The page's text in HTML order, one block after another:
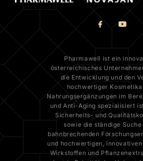
Pharmawell ist ein
österreichisches
die Entwicklung und den
hochwertiger
Nahrungsergänzungen im
und Anti-Aging spezialisiert
Sicherheits- und
sowie die ständige Suche
bahnbrechenden
und hochwertigen,
Wirkstoffen und